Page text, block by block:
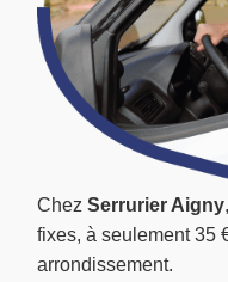
Chez Serrurier Aigny
fixes, à seulement 35
arrondissement.